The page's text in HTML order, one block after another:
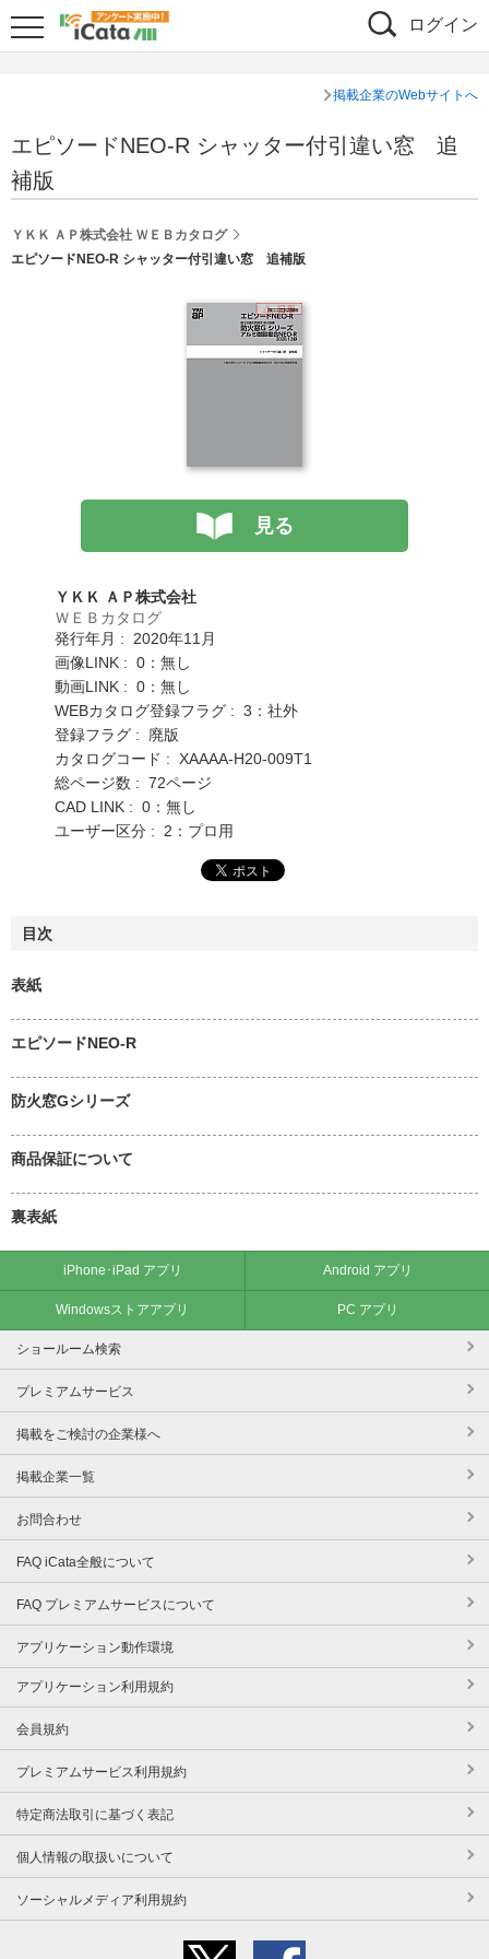
ログイン
掲載企業のWebサイトへ
エピソードNEO-R シャッター付引違い窓 追
補版
ＹＫＫ ＡＰ株式会社 ＷＥＢカタログ
エピソードNEO-R シャッター付引違い窓 追補版
見る
ＹＫＫ ＡＰ株式会社
ＷＥＢカタログ
発行年月 : 2020年11月
画像LINK : 0：無し
動画LINK : 0：無し
WEBカタログ登録フラグ : 3：社外
登録フラグ : 廃版
カタログコード : XAAAA-H20-009T1
総ページ数 : 72ページ
CAD LINK : 0：無し
ユーザー区分 : 2：プロ用
目次
表紙
エピソードNEO-R
防火窓Gシリーズ
商品保証について
裏表紙
iPhone･iPad アプリ Android アプリ
Windowsストアアプリ PC アプリ
ショールーム検索
プレミアムサービス
掲載をご検討の企業様へ
掲載企業一覧
お問合わせ
FAQ iCata全般について
FAQ プレミアムサービスについて
アプリケーション動作環境
アプリケーション利用規約
会員規約
プレミアムサービス利用規約
特定商法取引に基づく表記
個人情報の取扱いについて
ソーシャルメディア利用規約